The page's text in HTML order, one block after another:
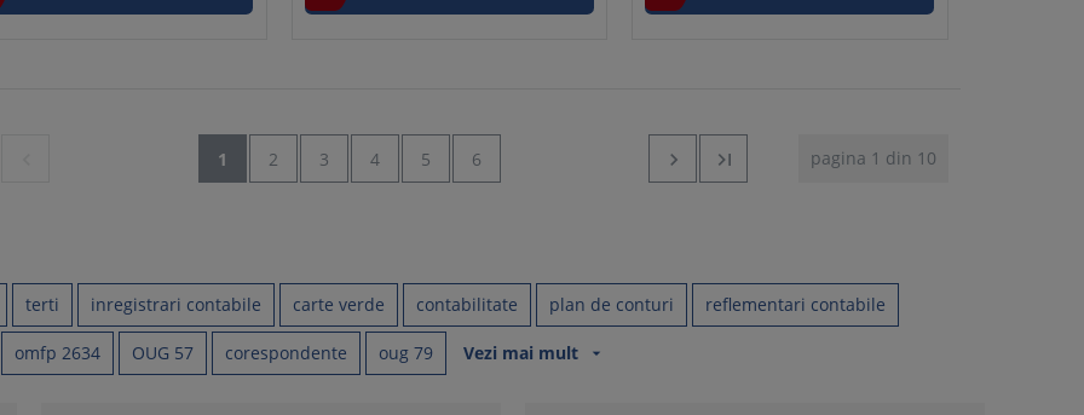
1 2 3 4 5 6 pagina 1 din 10


terti inregistrari contabile carte verde contabilitate plan de conturi reflementari contabile
omfp 2634 OUG 57 corespondente oug 79 Vezi mai mult arrow_drop_down